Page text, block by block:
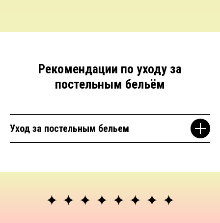
Рекомендации по уходу за
постельным бельём
Уход за постельным бельем